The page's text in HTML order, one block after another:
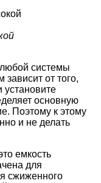
системы
от того,
основную
Поэтому к этому
и не делать
емкость
для
сжиженного